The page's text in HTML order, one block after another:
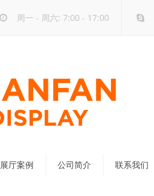
周一 - 周六: 7:00 - 17:00
展厅案例 公司简介 联系我们